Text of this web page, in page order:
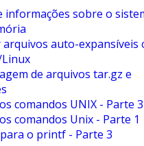
informações sobre o
auto-expansíveis
de arquivos tar.gz e
comandos UNIX - Parte 3
comandos Unix - Parte 1
o printf - Parte 3